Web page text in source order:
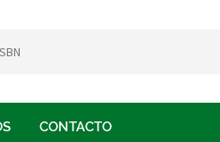
CONTACTO